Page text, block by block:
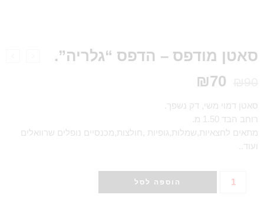
סאטן מודפס – הדפס “גלריה”.
₪70
סאטן דמוי משי, דק נשפך.
רוחב הבד 1.50 מ.
מתאים לחצאיות,שמלות,גופיות ,חולצות,מכנסיים נופלים שרוואלים
ועוד..
הוספה לסל